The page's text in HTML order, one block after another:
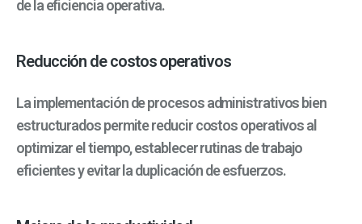
de la eficiencia operativa.
Reducción de costos operativos
La implementación de procesos administrativos bien
estructurados permite reducir costos operativos al
optimizar el tiempo, establecer rutinas de trabajo
eficientes y evitar la duplicación de esfuerzos.